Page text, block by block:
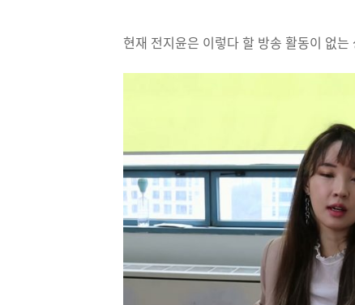
현재 전지윤은 이렇다 할 방송 활동이 없